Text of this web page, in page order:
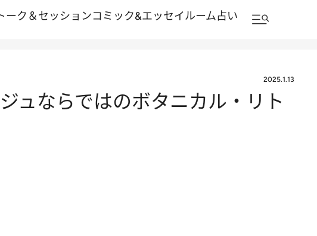
トーク＆セッションコミック&エッセイルーム占い
2025.1.13
ュならではのボタニカル・リト